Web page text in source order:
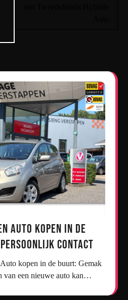
Auto Kopen in de
Persoonlijk Contact
van een nieuwe auto kan…